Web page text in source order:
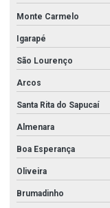
Monte Carmelo
Igarapé
São Lourenço
Arcos
Santa Rita do Sapucaí
Almenara
Boa Esperança
Oliveira
Brumadinho